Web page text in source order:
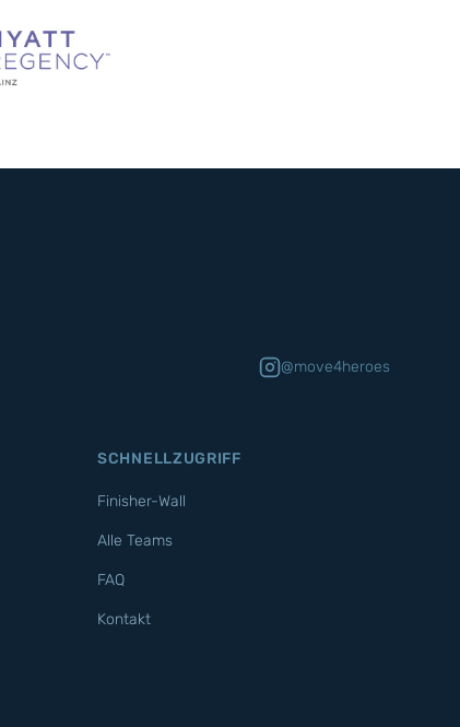
@move4heroes
SCHNELLZUGRIFF
Finisher-Wall
Alle Teams
FAQ
Kontakt